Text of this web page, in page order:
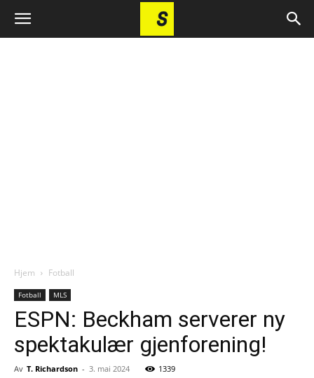
Hjem Fotball
Fotball MLS
ESPN: Beckham serverer ny
spektakulær gjenforening!
Av T. Richardson - 3. mai 2024 1339